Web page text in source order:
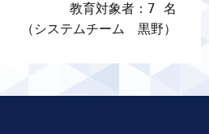
教育対象者：7 名
（システムチーム　黒野）